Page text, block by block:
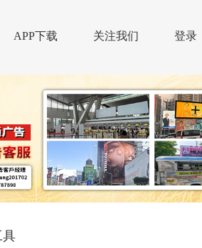
APP下载 关注我们 登录
具